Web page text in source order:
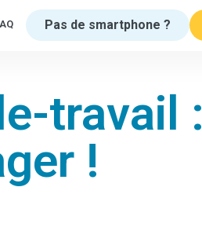
Pas de smartphone ?
travail :
!